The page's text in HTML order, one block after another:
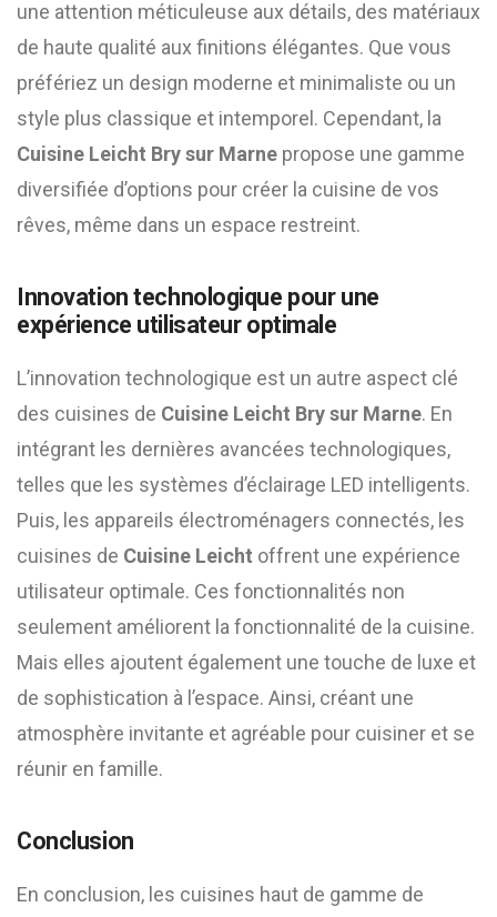
une attention méticuleuse aux détails, des matériaux
de haute qualité aux finitions élégantes. Que vous
préfériez un design moderne et minimaliste ou un
style plus classique et intemporel. Cependant, la
Cuisine Leicht Bry sur Marne propose une gamme
diversifiée d’options pour créer la cuisine de vos
rêves, même dans un espace restreint.
Innovation technologique pour une
expérience utilisateur optimale
L’innovation technologique est un autre aspect clé
des cuisines de Cuisine Leicht Bry sur Marne. En
intégrant les dernières avancées technologiques,
telles que les systèmes d’éclairage LED intelligents.
Puis, les appareils électroménagers connectés, les
cuisines de Cuisine Leicht offrent une expérience
utilisateur optimale. Ces fonctionnalités non
seulement améliorent la fonctionnalité de la cuisine.
Mais elles ajoutent également une touche de luxe et
de sophistication à l’espace. Ainsi, créant une
atmosphère invitante et agréable pour cuisiner et se
réunir en famille.
Conclusion
En conclusion, les cuisines haut de gamme de